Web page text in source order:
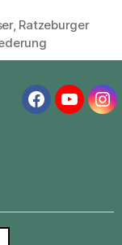
, Ratzeburger
Facebook